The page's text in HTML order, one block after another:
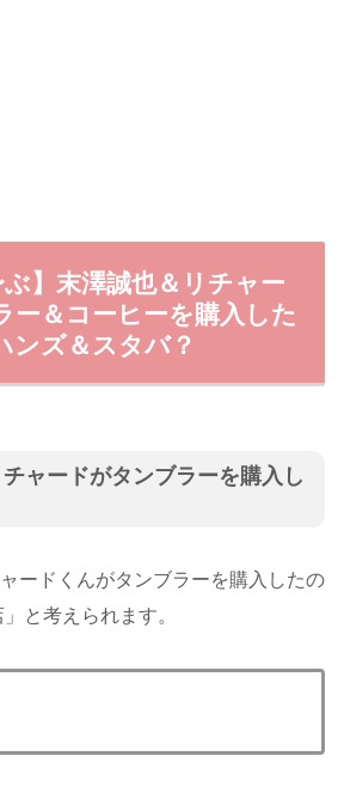
ぶ】末澤誠也＆リチャー
ー＆コーヒーを購入した
ンズ＆スタバ？
ャードがタンブラーを購入し
ードくんがタンブラーを購入したの
と考えられます。